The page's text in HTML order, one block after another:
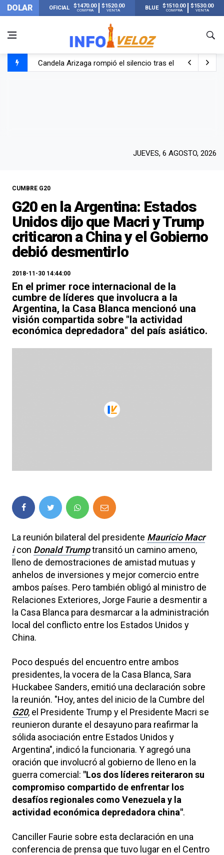
DOLAR OFICIAL $1470.00
COMPRA
$1520.00
VENTA BLUE $1510.00
COMPRA
$1530.00
VENTA
Candela Arizaga rompió el silencio tras el incidente con
JUEVES, 6 AGOSTO, 2026
CUMBRE G20
G20 en la Argentina: Estados
Unidos dijo que Macri y Trump
criticaron a China y el Gobierno
debió desmentirlo
2018-11-30 14:44:00
En el primer roce internacional de la
cumbre de líderes que involucra a la
Argentina, la Casa Blanca mencionó una
visión compartida sobre "la actividad
económica depredadora" del país asiático.
La reunión bilateral del presidente Mauricio Macr
icon Donald Trumptransitó un camino ameno,
lleno de demostraciones de amistad mutuas y
anhelos de inversiones y mejor comercio entre
ambos países. Pero también obligó al ministro de
Relaciones Exteriores, Jorge Faurie a desmentir a
la Casa Blanca para desmarcar a la administración
local del conflicto entre los Estados Unidos y
China.
Poco después del encuentro entre ambos
presidentes, la vocera de la Casa Blanca, Sara
Huckabee Sanders, emitió una declaración sobre
la reunión. "Hoy, antes del inicio de la Cumbre del
G20, el Presidente Trump y el Presidente Macri se
reunieron durante el desayuno para reafirmar la
sólida asociación entre Estados Unidos y
Argentina", indicó la funcionaria. Y agregó una
oración que involucró al gobierno de lleno en la
guerra comercial: "Los dos líderes reiteraron su
compromiso compartido de enfrentar los
desafíos regionales como Venezuela y la
actividad económica depredadora china".
Canciller Faurie sobre esta declaración en una
conferencia de prensa que tuvo lugar en el Centro